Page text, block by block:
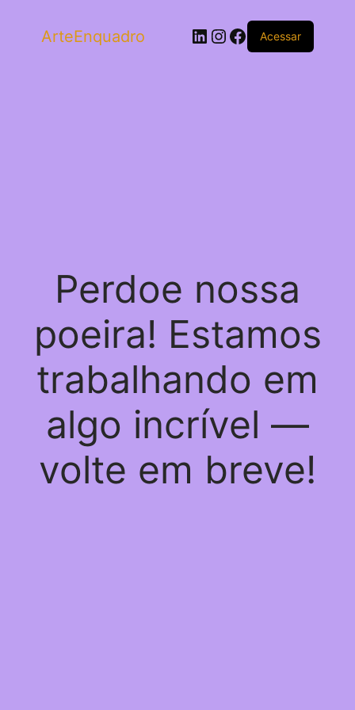
ArteEnquadro LinkedIn
Instagram
Facebook
Acessar
Perdoe nossa
poeira! Estamos
trabalhando em
algo incrível —
volte em breve!